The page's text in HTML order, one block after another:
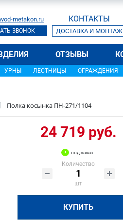
metakon.ru
ЗВОНОК
КОНТАКТЫ
ДОСТАВКА И МОНТАЖ
ОТЗЫВЫ
УРНЫ ЛЕСТНИЦЫ ОГРАЖДЕНИЯ
Полка косынка ПН-271/1104
24 719 руб.
под заказ
Количество
шт
КУПИТЬ